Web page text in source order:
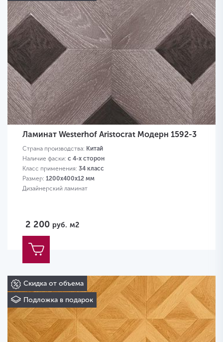
Ламинат Westerhof Aristocrat Модерн 1592-3
Страна производства: Китай
Наличие фаски: с 4-х сторон
Класс применения: 34 класс
Размер: 1200х400х12 мм
Дизайнерский ламинат
2 200 руб. м2
Скидка от объема
Подложка в подарок